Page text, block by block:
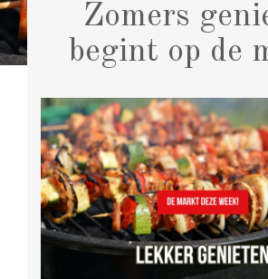
Zomers
begint op de